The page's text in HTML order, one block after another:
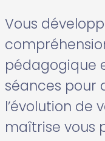
Vous
pédagogique
séances pour
l’évolution de
maîtrise vous